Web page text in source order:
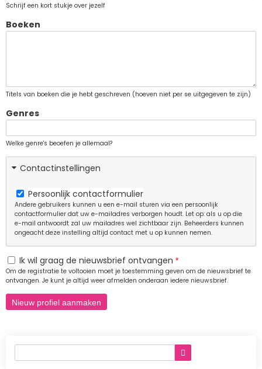
Schrijf een kort stukje over jezelf
Boeken
Titels van boeken die je hebt geschreven (hoeven niet per se uitgegeven te zijn)
Genres
Welke genre's beoefen je allemaal?
Contactinstellingen
Persoonlijk contactformulier
Andere gebruikers kunnen u een e-mail sturen via een persoonlijk
contactformulier dat uw e-mailadres verborgen houdt. Let op: als u op die
e-mail antwoordt zal uw mailadres wel zichtbaar zijn. Beheerders kunnen
ongeacht deze instelling altijd contact met u op kunnen nemen.
Ik wil graag de nieuwsbrief ontvangen
Om de registratie te voltooien moet je toestemming geven om de nieuwsbrief te
ontvangen. Je kunt je altijd weer afmelden onderaan iedere nieuwsbrief.